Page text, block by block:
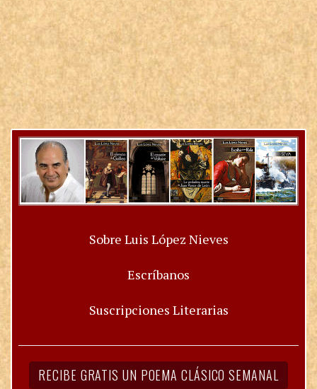
Sobre Luis López Nieves
Escríbanos
Suscripciones Literarias
RECIBE GRATIS UN POEMA CLÁSICO SEMANAL